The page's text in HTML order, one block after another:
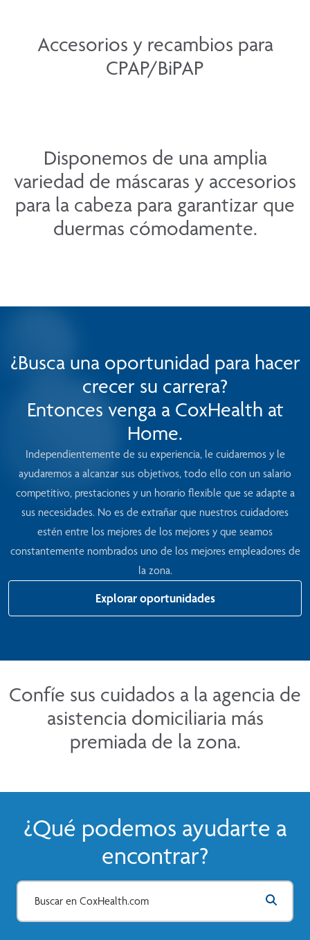
Accesorios y recambios para
CPAP/BiPAP
Disponemos de una amplia
variedad de máscaras y accesorios
para la cabeza para garantizar que
duermas cómodamente.
¿Busca una oportunidad para hacer
crecer su carrera?
Entonces venga a CoxHealth at
Home.
Independientemente de su experiencia, le cuidaremos y le
ayudaremos a alcanzar sus objetivos, todo ello con un salario
competitivo, prestaciones y un horario flexible que se adapte a
sus necesidades. No es de extrañar que nuestros cuidadores
estén entre los mejores de los mejores y que seamos
constantemente nombrados uno de los mejores empleadores de
la zona.
Explorar oportunidades
Confíe sus cuidados a la agencia de
asistencia domiciliaria más
premiada de la zona.
¿Qué podemos ayudarte a
encontrar?